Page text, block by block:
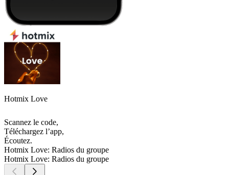
Hotmix Love
Scannez le code,
Téléchargez l’app,
Écoutez.
Hotmix Love: Radios du groupe
Hotmix Love: Radios du groupe